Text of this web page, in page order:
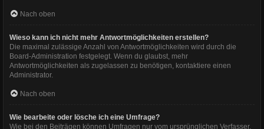
Nach oben
Wieso kann ich nicht mehr Antwortmöglichkeiten erstellen?
Die maximal zulässige Anzahl von Antwortmöglichkeiten wird durch die
Board-Administration festgelegt. Wenn du glaubst, mehr
Antwortmöglichkeiten als zugelassen zu benötigen, kontaktiere einen
Administrator.
Nach oben
Wie bearbeite oder lösche ich eine Umfrage?
Wie bei den Beiträgen können Umfragen nur vom ursprünglichen Verfasser,